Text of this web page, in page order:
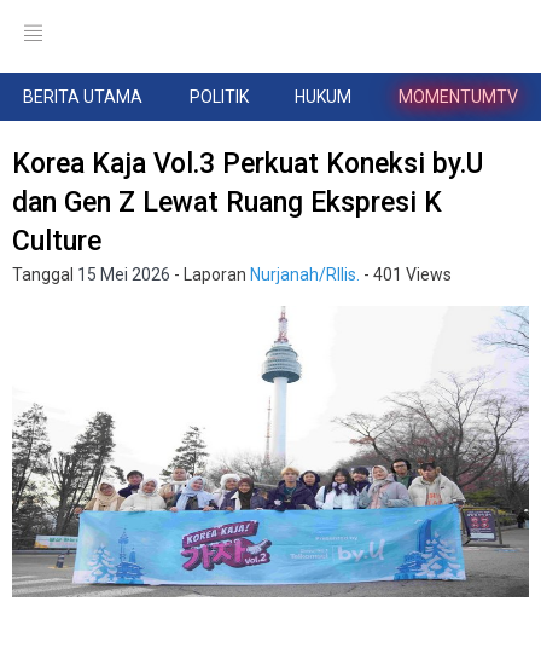
BERITA UTAMA POLITIK HUKUM MOMENTUMTV
Korea Kaja Vol.3 Perkuat Koneksi by.U
dan Gen Z Lewat Ruang Ekspresi K
Culture
Tanggal 15 Mei 2026 - Laporan Nurjanah/RIlis. - 401 Views